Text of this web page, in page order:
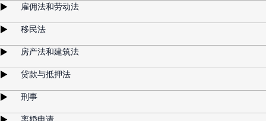
雇佣法和劳动法
移民法
房产法和建筑法
贷款与抵押法
刑事